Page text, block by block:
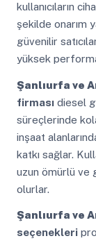
kullanıcıların
şekilde onarım
güvenilir
yüksek
Şanlıurfa ve
firmasıdiesel
süreçlerinde
inşaat
katkı sağlar.
uzun ömürlü ve
olurlar.
Şanlıurfa ve
seçenekleri